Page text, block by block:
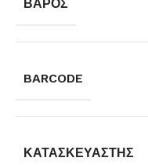
ΒΆΡΟΣ
BARCODE
ΚΑΤΑΣΚΕΥΑΣΤΉΣ